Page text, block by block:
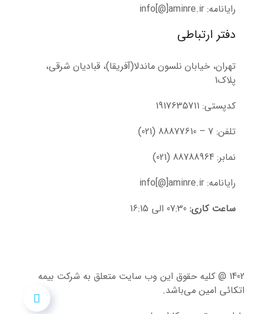
رایانامه: info[@]aminre.ir
دفتر ارتباطی
تهران، خیابان نلسون ماندلا(آفریقا)، قبادیان شرقی،
پلاک1
کدپستی: 1917635711
تلفن: 7 – 88877610 (021)
نمابر: 88788964 (021)
رایانامه: info[@]aminre.ir
ساعت کاری: 07:30 الی 16:15
1402 @ کلیه حقوق این وب سایت متعلق به شرکت بیمه
اتکائی امین می‌باشد.